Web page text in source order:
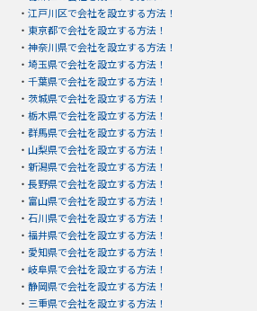
・ 江戸川区で会社を設立する方法！
・ 東京都で会社を設立する方法！
・ 神奈川県で会社を設立する方法！
・ 埼玉県で会社を設立する方法！
・ 千葉県で会社を設立する方法！
・ 茨城県で会社を設立する方法！
・ 栃木県で会社を設立する方法！
・ 群馬県で会社を設立する方法！
・ 山梨県で会社を設立する方法！
・ 新潟県で会社を設立する方法！
・ 長野県で会社を設立する方法！
・ 富山県で会社を設立する方法！
・ 石川県で会社を設立する方法！
・ 福井県で会社を設立する方法！
・ 愛知県で会社を設立する方法！
・ 岐阜県で会社を設立する方法！
・ 静岡県で会社を設立する方法！
・ 三重県で会社を設立する方法！